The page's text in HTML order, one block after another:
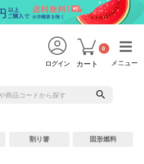
メニュー
メニュー
ログイン カート
0
割り箸 固形燃料